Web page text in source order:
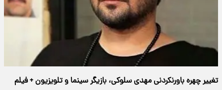
تغییر چهره باورنکردنی مهدی سلوکی، بازیگر سینما و تلویزیون + فیلم